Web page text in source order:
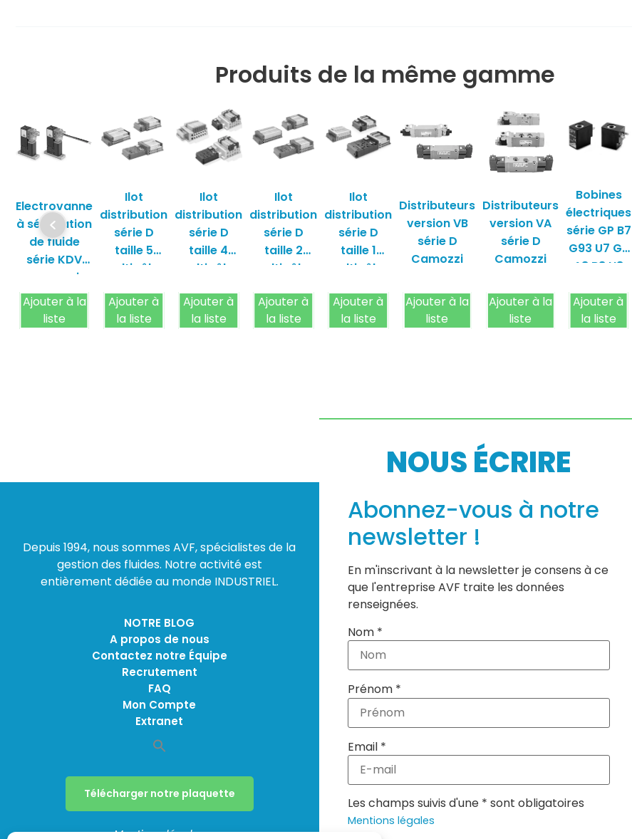
Produits de la même gamme
Electrovanne
à séparation
de fluide
série KDV
camozzi
Ajouter à la
liste
Ilot
distribution
série D
taille 5
multipôles
Ajouter à
la liste
Ilot
distribution
série D
taille 4
multipôles
Ajouter à
la liste
Ilot
distribution
série D
taille 2
multipôles
Ajouter à
la liste
Ilot
distribution
série D
taille 1
multipôles
Ajouter à
la liste
Distributeurs
version VB
série D
Camozzi
Ajouter à la
liste
Distributeurs
version VA
série D
Camozzi
Ajouter à la
liste
Bobines
électriques
série GP B7
G93 U7 G7
A8 B8 H8
Camozzi
Ajouter à
la liste
Depuis 1994, nous sommes AVF, spécialistes de la
gestion des fluides. Notre activité est
entièrement dédiée au monde INDUSTRIEL.
NOTRE BLOG
A propos de nous
Contactez notre Équipe
Recrutement
FAQ
Mon Compte
Extranet
Télécharger notre plaquette
Mentions légales
NOUS ÉCRIRE
Abonnez-vous à notre
newsletter !
En m'inscrivant à la newsletter je consens à ce
que l'entreprise AVF traite les données
renseignées.
Nom *
Prénom *
Email *
Les champs suivis d'une * sont obligatoires
Mentions légales